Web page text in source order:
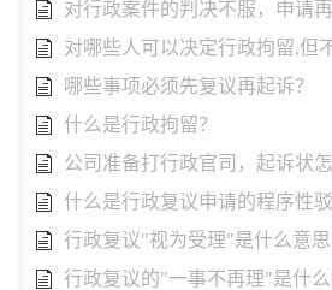
对行政案件的判决不服，申请
对哪些人可以决定行政拘留,但
哪些事项必须先复议再起诉？
什么是行政拘留？
公司准备打行政官司，起诉状怎
什么是行政复议申请的程序性驳
行政复议"视为受理"是什么意思
行政复议的"一事不再理"是什么